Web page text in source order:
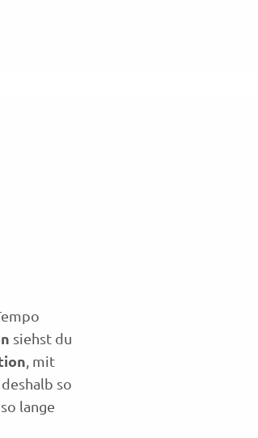
siehst du
, mit
so
lange